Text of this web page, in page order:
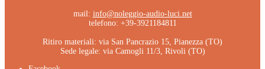
mail: info@noleggio-audio-luci.net
telefono: +39-3921184811
Ritiro materiali: via San Pancrazio 15, Pianezza (TO)
Sede legale: via Camogli 11/3, Rivoli (TO)